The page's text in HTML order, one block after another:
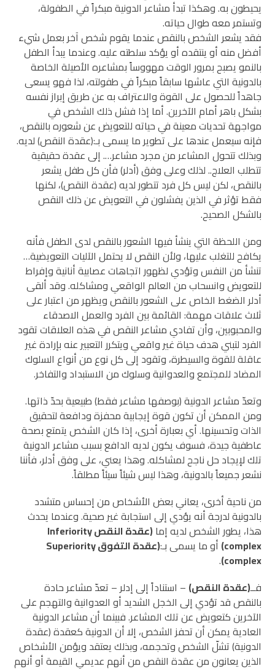
يحيطون به. وهكذا تبدأ مشاعر الدونية مبكراً في الطفولة،
وتستمر معه طوال حياته.
فقد يشعر الشخص بالنقص عندما يقوم شخص آخر بعمل شيء
أفضل منه أو ينتقده أو يؤكد سلطته عليه. وعندما يبدأ الطفل
بالنمو يصبح بمرور الوقت مهووساً بمشاعره الأصيلة الخاصة
بالدونية التي عاشها سابقاً مبكراً في طفولته، لذا فهو يسعى
جاهداً للحصول على القوة والاعتراف به عن طريق إبراز نفسه
بشكل باهر أمام الآخرين. أما إذا فشل ذلك الشخص في
مواجهة تحديات معينة في حياته للتعويض عن شعوره بالنقص،
فإنه سيعمل عندها على تطوير ما يسمى بـ:(عقدة النقص) لديه.
وبذلك تتحول المشاعر من مجرد مشاعر…. إلى عقدة حقيقية
تتطلب العلاج.. لذلك وعلى وفق (أدلر) فأن كل طفل يشعر
بالنقص، لكن ليس كل فرد تتطور لديه (عقدة النقص)، لكنها
فقط تؤثر في الذين يفشلون في التعويض عن ذلك النقص
بالشكل الصحيح.
ومن اللحظة التي ينشأ فيها الشعور بالنقص لدى الطفل فأنه
يكافح للتغلب عليها، ولأن النقص لا يحتمل الآليات التعويضية…
تنشأ من النفس وتؤدي لظهور اتجاهات عصابية أنانية وإفراط
للتعويض وانسحاب من العالم الواقعي ومشاكله. وقد ألقى
أدلر الضغط الخاص على الشعور بالنقص ويظهر من اعتبار على
ثلاث علاقات مهمة: القائمة بين الفرد والعمل الاصدقاء
والمحبوبين، وأن تفادي مشاعر النقص في هذه العلاقات تقود
الفرد لتبني هدف حياة غير واقعي ويتكرر التعبير عنه بإرادة غير
عاقلة للقوة والسيطرة، وتقود إلى كل نوع من أنواع السلوك
المضاد للمجتمع والعدوانية وسلوك من الاستبداد والتفاخر.
وتعدّ مشاعر الدونية (بوصفها مشاعر فقط) طبيعية بحدّ ذاتها.
ومن الممكن أن تكون قوة إيجابية محفزة ودافعة لتحقيق
الذات وتحسينها. أي بعبارة أخرى، إذا كان الشخص يتمتع بصحة
عاطفية جيدة، فسوف يكون لديه الدافع بسبب مشاعر الدونية
تلك لإيجاد حل ناجح لمشاكله. وهذا يعني، على وفق أدلر، فأننا
نشعر جميعاً بالدونية، وهذا ليس شيئاً سيئاً مطلقاً.
من ناحية أخرى، يعاني بعض الأشخاص من إحساس متشدد
بالدونية لدرجة أنه يؤدي إلى استجابة غير صحية. وعندما يحدث
هذا، يطور الشخص لديه إما
(عقدة النقص Inferiority
complex) أو ما يسمى بـ:
(عقدة التفوق Superiority
complex)
.
فــ(عقدة النقص) – استناداً إلى إدلر – تعدّ مشاعر حادة
بالنقص قد تؤدي إلى الخجل الشديد أو العدوانية والتهجم على
الآخرين كتعويض عن تلك المشاعر. فبينما أن مشاعر الدونية
العادية يمكن أن تحفز الشخص، إلا أن الدونية كعقدة (عقدة
الدونية) تشلّ الشخص وتحجمه، وبذلك يعتقد ويؤمن الأشخاص
الذين يعانون من عقدة النقص من أنهم عديمي القيمة أو أنهم